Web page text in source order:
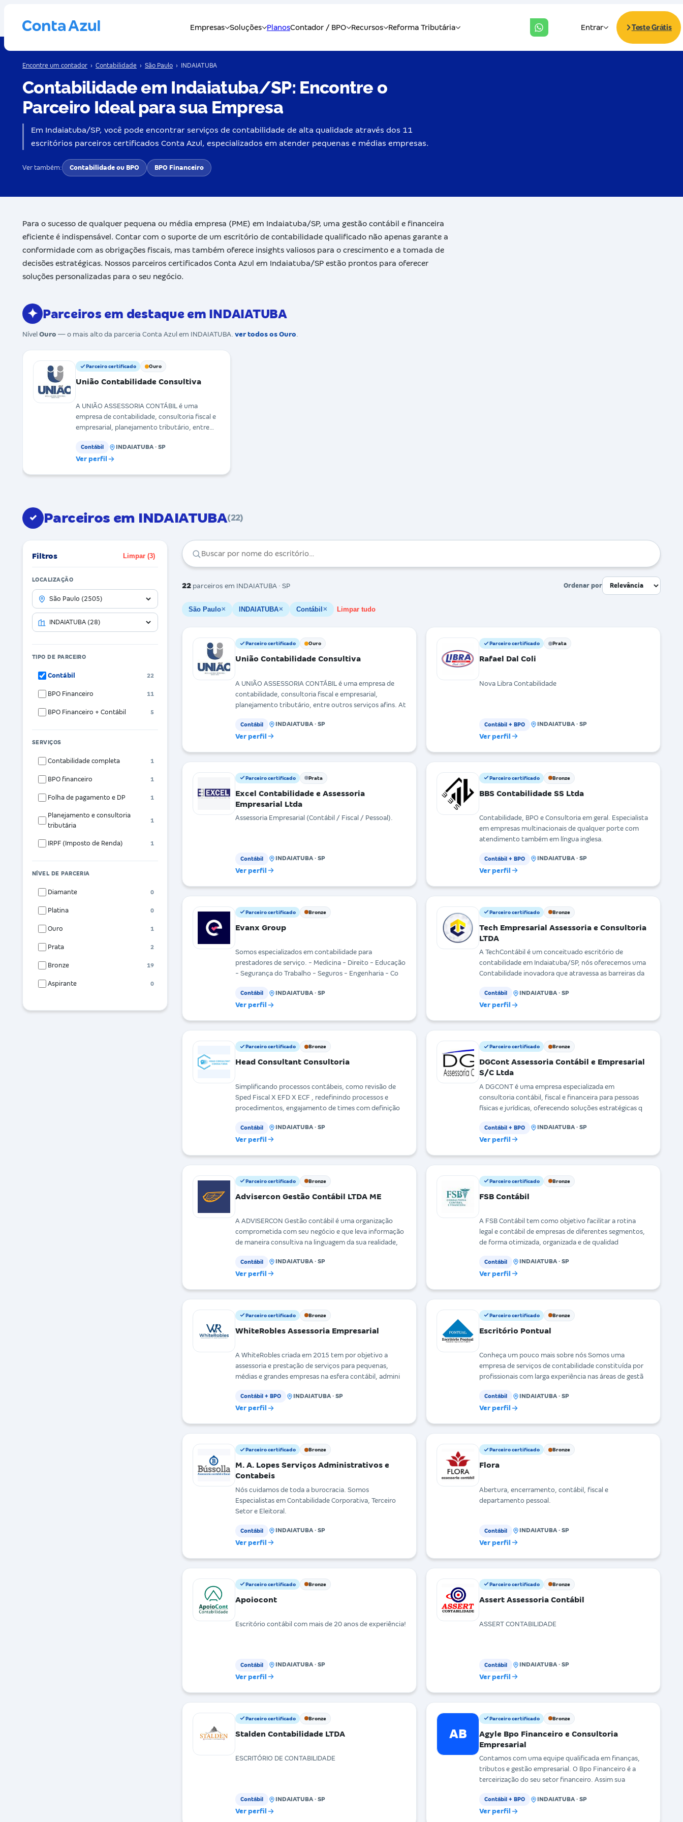
Encontre um contador › Contabilidade › São Paulo › INDAIATUBA
Contabilidade em Indaiatuba/SP: Encontre o
Parceiro Ideal para sua Empresa
Em Indaiatuba/SP, você pode encontrar serviços de contabilidade de alta qualidade através dos 11
escritórios parceiros certificados Conta Azul, especializados em atender pequenas e médias empresas.
Ver também: Contabilidade ou BPO BPO Financeiro
Para o sucesso de qualquer pequena ou média empresa (PME) em Indaiatuba/SP, uma gestão contábil e financeira
eficiente é indispensável. Contar com o suporte de um escritório de contabilidade qualificado não apenas garante a
conformidade com as obrigações fiscais, mas também oferece insights valiosos para o crescimento e a tomada de
decisões estratégicas. Nossos parceiros certificados Conta Azul em Indaiatuba/SP estão prontos para oferecer
soluções personalizadas para o seu negócio.
✦ Parceiros em destaque em INDAIATUBA
Nível Ouro — o mais alto da parceria Conta Azul em INDAIATUBA. ver todos os Ouro.
Parceiro certificado Ouro
União Contabilidade Consultiva
A UNIÃO ASSESSORIA CONTÁBIL é uma
empresa de contabilidade, consultoria fiscal e
empresarial, planejamento tributário, entre
Contábil INDAIATUBA · SP
Ver perfil
✓ Parceiros em INDAIATUBA(22)
Filtros Limpar (3)
LOCALIZAÇÃO
TIPO DE PARCEIRO
Contábil 22
BPO Financeiro 11
BPO Financeiro + Contábil 5
SERVIÇOS
Contabilidade completa 1
BPO financeiro 1
Folha de pagamento e DP 1
Planejamento e consultoria
tributária
1
IRPF (Imposto de Renda) 1
NÍVEL DE PARCERIA
Diamante 0
Platina 0
Ouro 1
Prata 2
Bronze 19
Aspirante 0
22 parceiros em INDAIATUBA · SP Ordenar por
São Paulo✕ INDAIATUBA✕ Contábil ✕ Limpar tudo
Parceiro certificado Ouro
União Contabilidade Consultiva
A UNIÃO ASSESSORIA CONTÁBIL é uma empresa de
contabilidade, consultoria fiscal e empresarial,
planejamento tributário, entre outros serviços afins. At
Contábil INDAIATUBA · SP
Ver perfil
Parceiro certificado Prata
Rafael Dal Coli
Nova Libra Contabilidade
Contábil + BPO INDAIATUBA · SP
Ver perfil
Parceiro certificado Prata
Excel Contabilidade e Assessoria
Empresarial Ltda
Assessoria Empresarial (Contábil / Fiscal / Pessoal).
Contábil INDAIATUBA · SP
Ver perfil
Parceiro certificado Bronze
BBS Contabilidade SS Ltda
Contabilidade, BPO e Consultoria em geral. Especialista
em empresas multinacionais de qualquer porte com
atendimento também em língua inglesa.
Contábil + BPO INDAIATUBA · SP
Ver perfil
Parceiro certificado Bronze
Evanx Group
Somos especializados em contabilidade para
prestadores de serviço. - Medicina - Direito - Educação
- Segurança do Trabalho - Seguros - Engenharia - Co
Contábil INDAIATUBA · SP
Ver perfil
Parceiro certificado Bronze
Tech Empresarial Assessoria e Consultoria
LTDA
A TechContábil é um conceituado escritório de
contabilidade em Indaiatuba/SP, nós oferecemos uma
Contabilidade inovadora que atravessa as barreiras da
Contábil INDAIATUBA · SP
Ver perfil
Parceiro certificado Bronze
Head Consultant Consultoria
Simplificando processos contábeis, como revisão de
Sped Fiscal X EFD X ECF , redefinindo processos e
procedimentos, engajamento de times com definição
Contábil INDAIATUBA · SP
Ver perfil
Parceiro certificado Bronze
DGCont Assessoria Contábil e Empresarial
S/C Ltda
A DGCONT é uma empresa especializada em
consultoria contábil, fiscal e financeira para pessoas
físicas e jurídicas, oferecendo soluções estratégicas q
Contábil + BPO INDAIATUBA · SP
Ver perfil
Parceiro certificado Bronze
Advisercon Gestão Contábil LTDA ME
A ADVISERCON Gestão contábil é uma organização
comprometida com seu negócio e que leva informação
de maneira consultiva na linguagem da sua realidade,
Contábil INDAIATUBA · SP
Ver perfil
Parceiro certificado Bronze
FSB Contábil
A FSB Contábil tem como objetivo facilitar a rotina
legal e contábil de empresas de diferentes segmentos,
de forma otimizada, organizada e de qualidad
Contábil INDAIATUBA · SP
Ver perfil
Parceiro certificado Bronze
WhiteRobles Assessoria Empresarial
A WhiteRobles criada em 2015 tem por objetivo a
assessoria e prestação de serviços para pequenas,
médias e grandes empresas na esfera contábil, admini
Contábil + BPO INDAIATUBA · SP
Ver perfil
Parceiro certificado Bronze
Escritório Pontual
Conheça um pouco mais sobre nós Somos uma
empresa de serviços de contabilidade constituída por
profissionais com larga experiência nas áreas de gestã
Contábil INDAIATUBA · SP
Ver perfil
Parceiro certificado Bronze
M. A. Lopes Serviços Administrativos e
Contabeis
Nós cuidamos de toda a burocracia. Somos
Especialistas em Contabilidade Corporativa, Terceiro
Setor e Eleitoral.
Contábil INDAIATUBA · SP
Ver perfil
Parceiro certificado Bronze
Flora
Abertura, encerramento, contábil, fiscal e
departamento pessoal.
Contábil INDAIATUBA · SP
Ver perfil
Parceiro certificado Bronze
Apoiocont
Escritório contábil com mais de 20 anos de experiência!
Contábil INDAIATUBA · SP
Ver perfil
Parceiro certificado Bronze
Assert Assessoria Contábil
ASSERT CONTABILIDADE
Contábil INDAIATUBA · SP
Ver perfil
Parceiro certificado Bronze
Stalden Contabilidade LTDA
ESCRITÓRIO DE CONTABILIDADE
Contábil INDAIATUBA · SP
Ver perfil
AB
Parceiro certificado Bronze
Agyle Bpo Financeiro e Consultoria
Empresarial
Contamos com uma equipe qualificada em finanças,
tributos e gestão empresarial. O Bpo Financeiro é a
terceirização do seu setor financeiro. Assim sua
Contábil + BPO INDAIATUBA · SP
Ver perfil